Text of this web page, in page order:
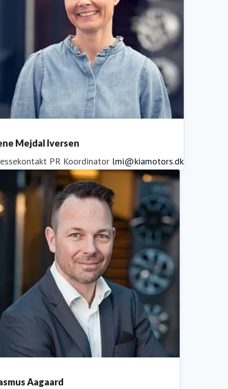
Mejdal Iversen
PR Koordinator lmi@kiamotors.dk
Aagaard